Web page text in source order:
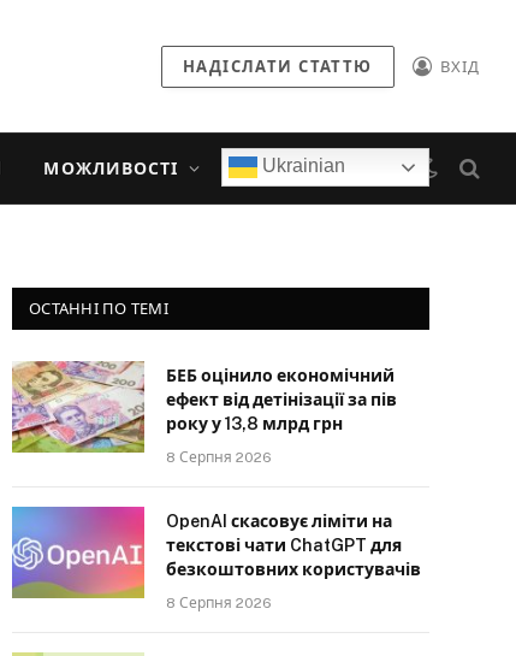
НАДІСЛАТИ СТАТТЮ ВХІД
МОЖЛИВОСТІ Ukrainian
ОСТАННІ ПО ТЕМІ
БЕБ оцінило економічний
ефект від детінізації за пів
року у 13,8 млрд грн
8 Серпня 2026
OpenAI скасовує ліміти на
текстові чати ChatGPT для
безкоштовних користувачів
8 Серпня 2026